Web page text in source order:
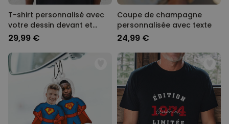
T-shirt personnalisé avec
votre dessin devant et
derrière
29,99 €
Coupe de champagne
personnalisée avec texte
24,99 €